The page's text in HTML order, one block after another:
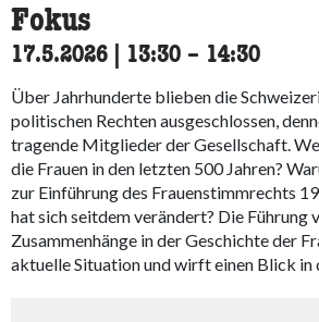
Fokus
17.5.2026 13:30 – 14:30
Über Jahrhunderte blieben die
politischen Rechten ausgeschlossen,
tragende Mitglieder der Gesellschaft.
die Frauen in den letzten 500 Jahren?
zur Einführung des Frauenstimmrechts
hat sich seitdem verändert? Die Führung
Zusammenhänge in der Geschichte der
aktuelle Situation und wirft einen Blick in